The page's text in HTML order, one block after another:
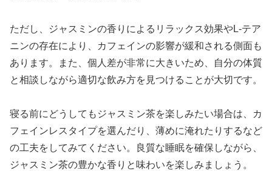
ただし、ジャスミンの香りによるリラックス効果やL-テア
ニンの存在により、カフェインの影響が緩和される側面も
あります。また、個人差が非常に大きいため、自分の体質
と相談しながら適切な飲み方を見つけることが大切です。
寝る前にどうしてもジャスミン茶を楽しみたい場合は、カ
フェインレスタイプを選んだり、薄めに淹れたりするなど
の工夫をしてみてください。良質な睡眠を確保しながら、
ジャスミン茶の豊かな香りと味わいを楽しみましょう。